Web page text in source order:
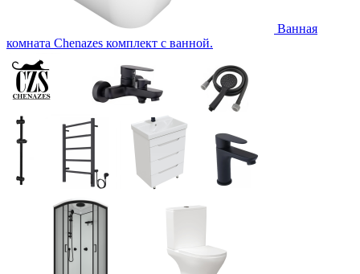
Ванная
комната Chenazes комплект с ванной.